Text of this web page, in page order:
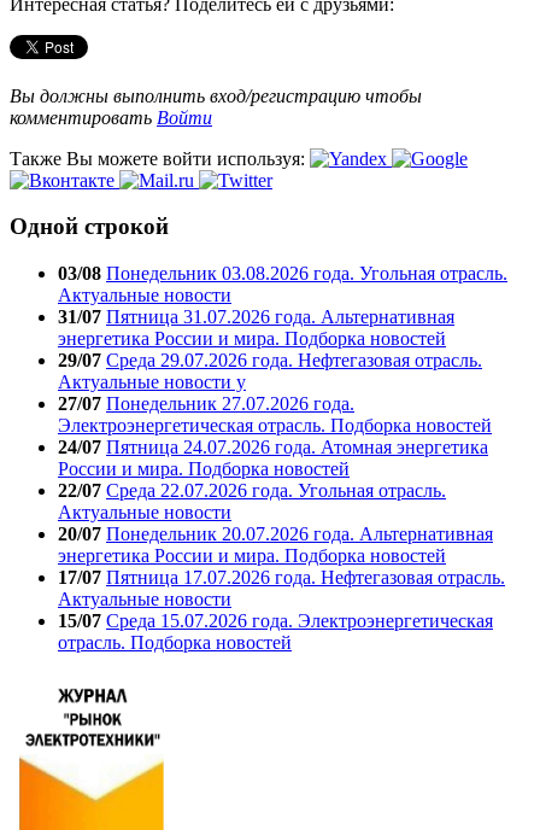
Вы должны выполнить вход/регистрацию чтобы
комментировать Войти
Также Вы можете войти используя:
Одной строкой
03/08 Понедельник 03.08.2026 года. Угольная отрасль.
Актуальные новости
31/07 Пятница 31.07.2026 года. Альтернативная
энергетика России и мира. Подборка новостей
29/07 Среда 29.07.2026 года. Нефтегазовая отрасль.
Актуальные новости у
27/07 Понедельник 27.07.2026 года.
Электроэнергетическая отрасль. Подборка новостей
24/07 Пятница 24.07.2026 года. Атомная энергетика
России и мира. Подборка новостей
22/07 Среда 22.07.2026 года. Угольная отрасль.
Актуальные новости
20/07 Понедельник 20.07.2026 года. Альтернативная
энергетика России и мира. Подборка новостей
17/07 Пятница 17.07.2026 года. Нефтегазовая отрасль.
Актуальные новости
15/07 Среда 15.07.2026 года. Электроэнергетическая
отрасль. Подборка новостей